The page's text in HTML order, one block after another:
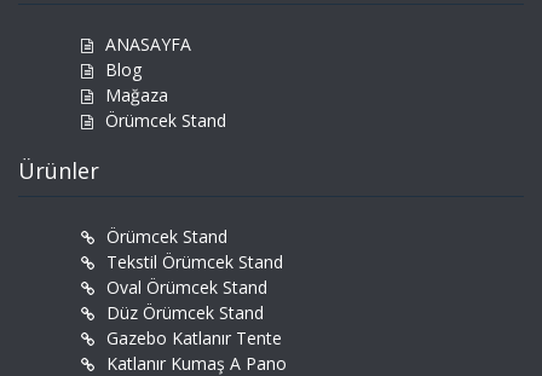
ANASAYFA
Blog
Mağaza
Örümcek Stand
Ürünler
Örümcek Stand
Tekstil Örümcek Stand
Oval Örümcek Stand
Düz Örümcek Stand
Gazebo Katlanır Tente
Katlanır Kumaş A Pano